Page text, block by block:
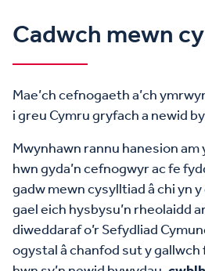
Cadwch mewn
Mae’ch cefnogaeth a’ch
i greu Cymru gryfach a newid
Mwynhawn rannu hanesion am
hwn gyda’n cefnogwyr ac fe
gadw mewn cysylltiad â chi yn
gael eich hysbysu’n rheolaidd
diweddaraf o’r Sefydliad
ogystal â chanfod sut y gallwch